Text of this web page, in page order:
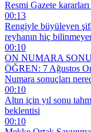
Resmi Gazete
00:13
Rengiyle büyüleyen
reyhanın hiç
00:10
ON NUMARA
ÖĞREN: 7 Ağustos
Numara sonuçları
00:10
Altın için yıl sonu
beklentisi
00:10